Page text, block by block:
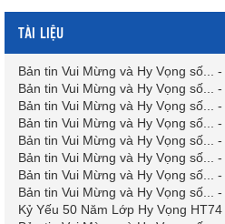
TÀI LIỆU
Bản tin Vui Mừng và Hy Vọng số... -
Bản tin Vui Mừng và Hy Vọng số... -
Bản tin Vui Mừng và Hy Vọng số... -
Bản tin Vui Mừng và Hy Vọng số... -
Bản tin Vui Mừng và Hy Vọng số... -
Bản tin Vui Mừng và Hy Vọng số... -
Bản tin Vui Mừng và Hy Vọng số... -
Bản tin Vui Mừng và Hy Vọng số... -
Kỷ Yếu 50 Năm Lớp Hy Vọng HT74